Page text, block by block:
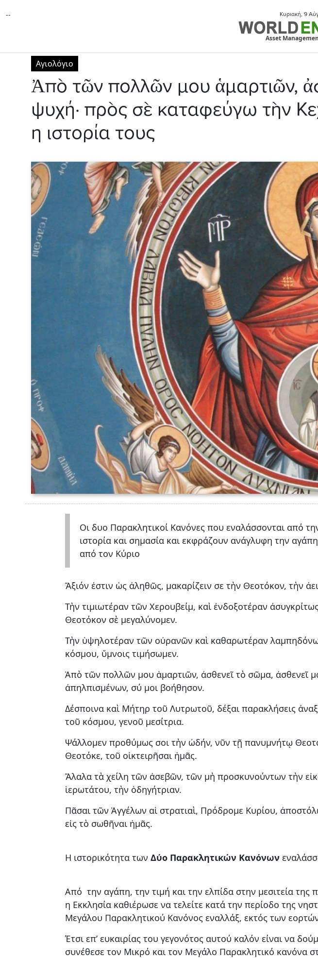
-- Κυριακή, 9
Asset
Αγιολόγιο
Ἀπὸ τῶν πολλῶν μου ἁμαρτιῶν,
ψυχή· πρὸς σὲ καταφεύγω τὴν
η ιστορία τους
Οι δυο Παρακλητικοί Κανόνες που εναλάσσονται από
ιστορία και σημασία και εκφράζουν ανάγλυφη την
από τον Κύριο
Ἄξιόν ἐστιν ὡς ἀληθῶς, μακαρίζειν σε τὴν Θεοτόκον, τὴν
Τὴν τιμιωτέραν τῶν Χερουβείμ, καὶ ἐνδοξοτέραν
Θεοτόκον σὲ μεγαλύνομεν.
Τὴν ὑψηλοτέραν τῶν οὐρανῶν καὶ καθαρωτέραν
κόσμου, ὕμνοις τιμήσωμεν.
Ἀπὸ τῶν πολλῶν μου ἁμαρτιῶν, ἀσθενεῖ τὸ σῶμα, ἀσθενεῖ
ἀπηλπισμένων, σύ μοι βοήθησον.
Δέσποινα καὶ Μήτηρ τοῦ Λυτρωτοῦ, δέξαι παρακλήσεις
τοῦ κόσμου, γενοῦ μεσίτρια.
Ψάλλομεν προθύμως σοι τὴν ὠδήν, νῦν τῇ πανυμνήτῳ
Θεοτόκε, τοῦ οἰκτειρῆσαι ἡμᾶς.
Ἄλαλα τὰ χείλη τῶν ἀσεβῶν, τῶν μὴ προσκυνούντων τὴν
ἱερωτάτου, τὴν ὁδηγήτριαν.
Πᾶσαι τῶν Ἀγγέλων αἱ στρατιαὶ, Πρόδρομε Κυρίου,
εἰς τὸ σωθῆναι ἡμᾶς.
Η ιστορικότητα των Δύο Παρακλητικών Κανόνων
Από την αγάπη, την τιμή και την ελπίδα στην μεσιτεία
η Εκκλησία καθιέρωσε να τελείτε κατά την περίοδο της
Μεγάλου Παρακλητικού Κανόνος εναλλάξ, εκτός των
Έτσι επ’ ευκαιρίας του γεγονότος αυτού καλόν είναι να
συνέθεσε τον Μικρό και τον Μεγάλο Παρακλητικό κανόνα